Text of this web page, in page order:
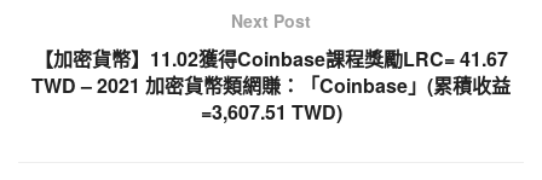
Next Post
【加密貨幣】11.02獲得Coinbase課程獎勵LRC= 41.67
TWD – 2021 加密貨幣類網賺：「Coinbase」(累積收益
=3,607.51 TWD)